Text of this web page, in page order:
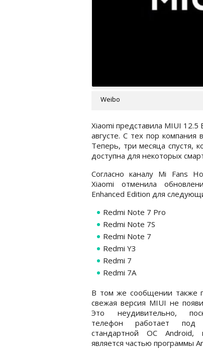
Weibo
Xiaomi представила MIUI 12.5
августе. С тех пор
Теперь, три месяца спустя,
доступна для некоторых
Согласно каналу Mi Fans
Xiaomi отменила
Enhanced Edition для
Redmi Note 7 Pro
Redmi Note 7S
Redmi Note 7
Redmi Y3
Redmi 7
Redmi 7A
В том же сообщении также
свежая версия MIUI не
Это неудивительно,
телефон работает под
стандартной ОС Android,
является частью программы